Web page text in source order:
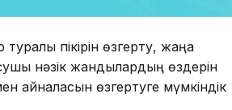
туралы пікірін өзгерту, жаңа
нәзік жандылардың өздерін
айналасын өзгертуге мүмкіндік